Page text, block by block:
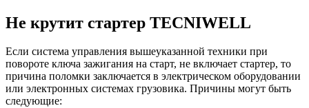
Не крутит стартер TECNIWELL
Если система управления вышеуказанной техники при
повороте ключа зажигания на старт, не включает стартер, то
причина поломки заключается в электрическом оборудовании
или электронных системах грузовика. Причины могут быть
следующие: